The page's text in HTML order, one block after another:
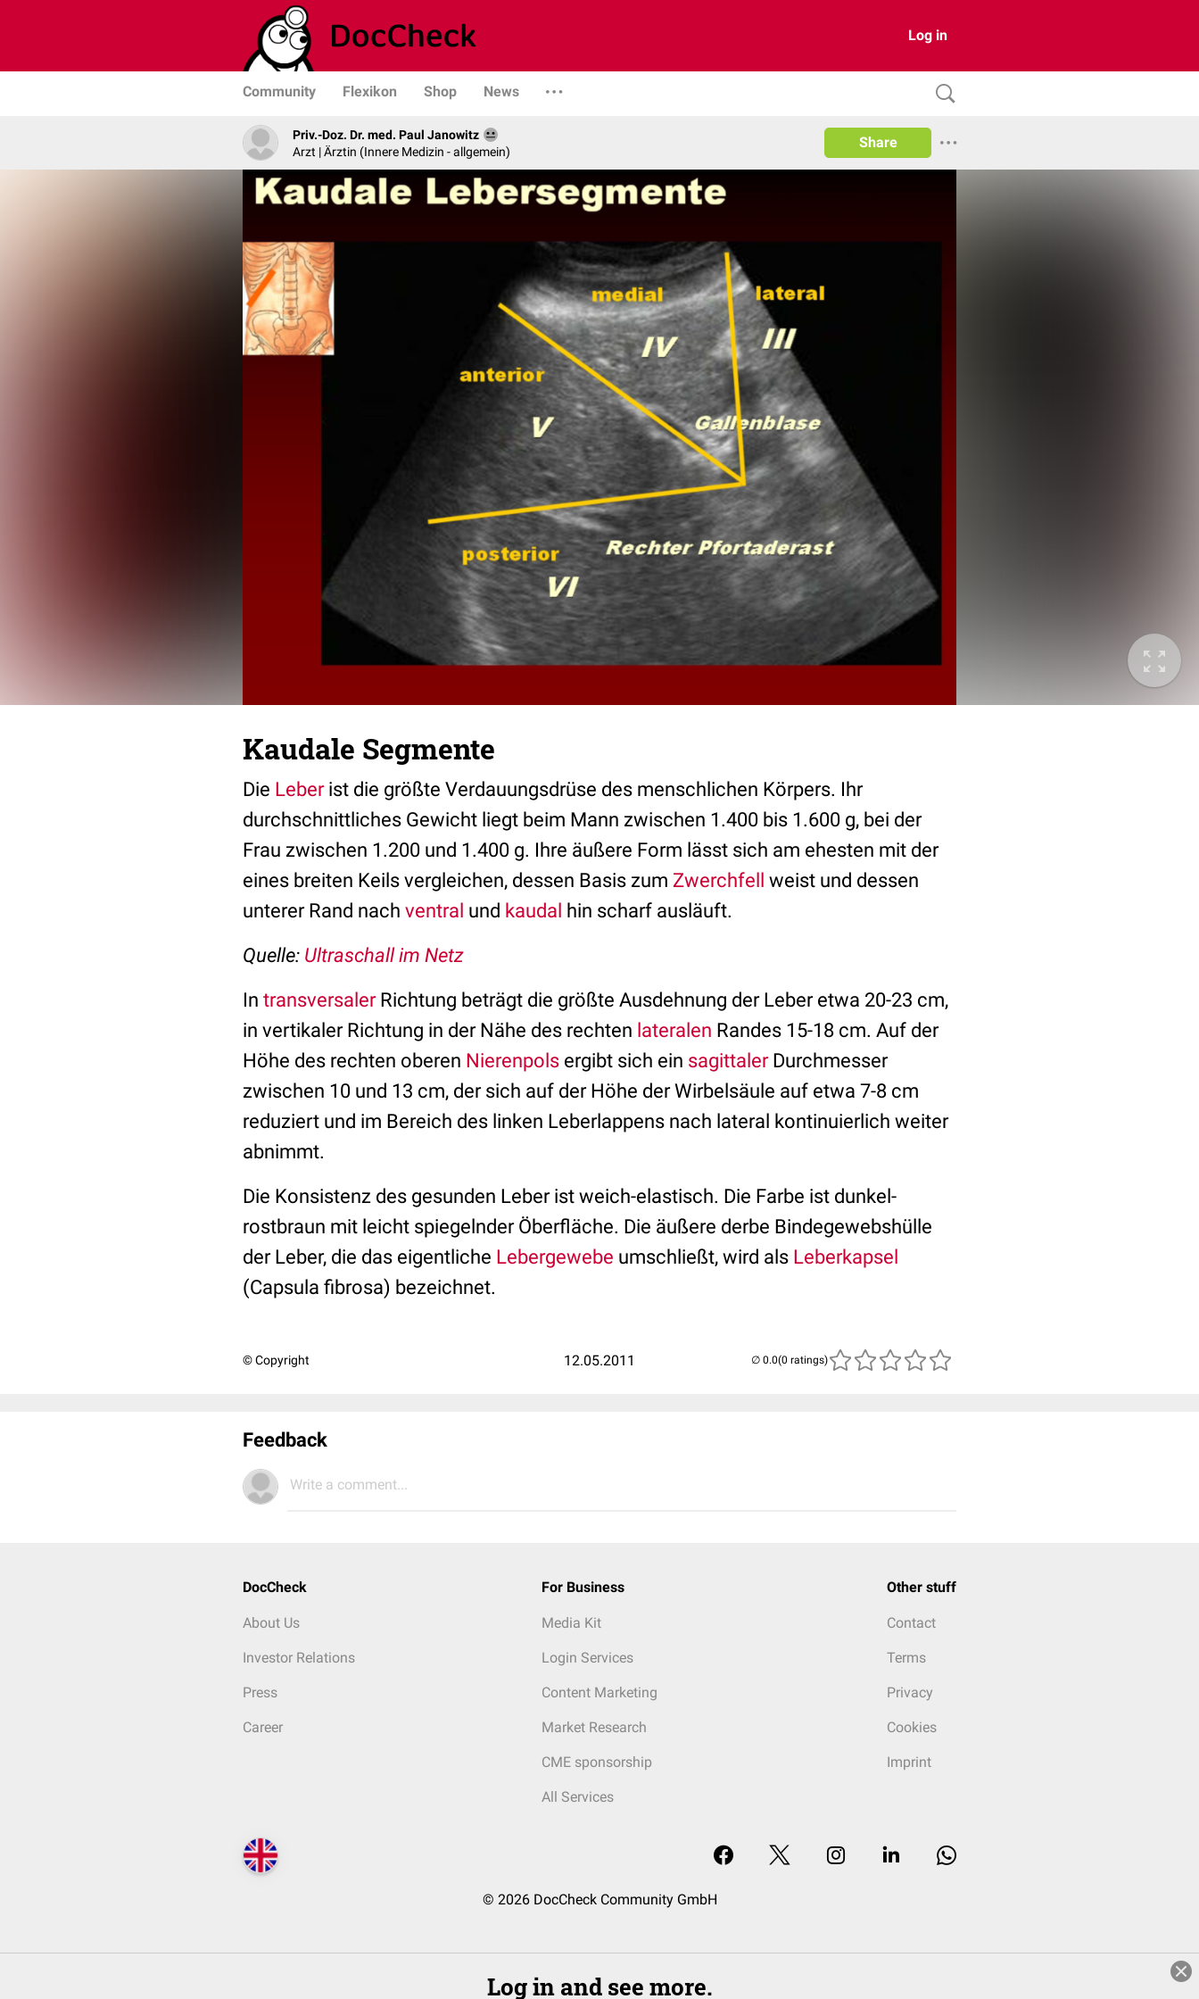
Log in
Community Flexikon Shop News
Priv.-Doz. Dr. med. Paul Janowitz
Arzt | Ärztin (Innere Medizin - allgemein)
Share
Kaudale Segmente
Die Leberist die größte Verdauungsdrüse des menschlichen Körpers. Ihr
durchschnittliches Gewicht liegt beim Mann zwischen 1.400 bis 1.600 g, bei der
Frau zwischen 1.200 und 1.400 g. Ihre äußere Form lässt sich am ehesten mit der
eines breiten Keils vergleichen, dessen Basis zum Zwerchfell weist und dessen
unterer Rand nach ventral und kaudal hin scharf ausläuft.
Quelle: Ultraschall im Netz
In transversalerRichtung beträgt die größte Ausdehnung der Leber etwa 20-23 cm,
in vertikaler Richtung in der Nähe des rechten lateralen Randes 15-18 cm. Auf der
Höhe des rechten oberen Nierenpols ergibt sich ein sagittalerDurchmesser
zwischen 10 und 13 cm, der sich auf der Höhe der Wirbelsäule auf etwa 7-8 cm
reduziert und im Bereich des linken Leberlappens nach lateral kontinuierlich weiter
abnimmt.
Die Konsistenz des gesunden Leber ist weich-elastisch. Die Farbe ist dunkel-
rostbraun mit leicht spiegelnder Öberfläche. Die äußere derbe Bindegewebshülle
der Leber, die das eigentliche Lebergewebe umschließt, wird als Leberkapsel
(Capsula fibrosa) bezeichnet.
© Copyright 12.05.2011 (0 ratings)
Feedback
Write a comment...
DocCheck
About Us
Investor Relations
Press
Career
For Business
Media Kit
Login Services
Content Marketing
Market Research
CME sponsorship
All Services
Other stuff
Contact
Terms
Privacy
Cookies
Imprint
© 2026 DocCheck Community GmbH
Log in and see more.